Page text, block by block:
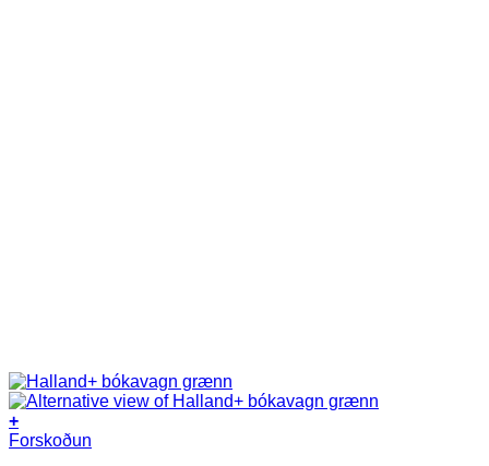
+
Forskoðun